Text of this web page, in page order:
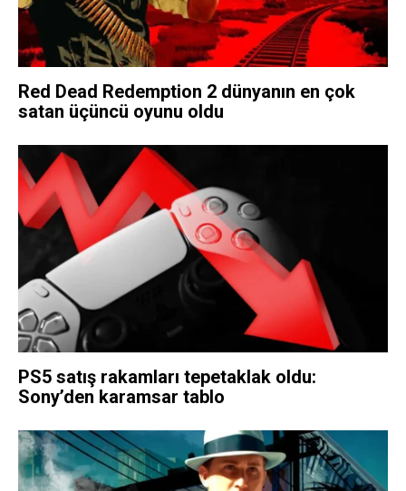
Red Dead Redemption 2 dünyanın en çok
satan üçüncü oyunu oldu
PS5 satış rakamları tepetaklak oldu:
Sony’den karamsar tablo